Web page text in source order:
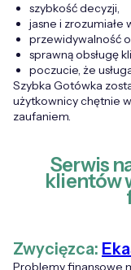
szybkość decyzji,
jasne i zrozumiałe
przewidywalność
sprawną obsługę
poczucie, że
Szybka Gotówka
użytkownicy chętnie
zaufaniem.
Serwis
klientów
Zwycięzca:
Problemy finansowe